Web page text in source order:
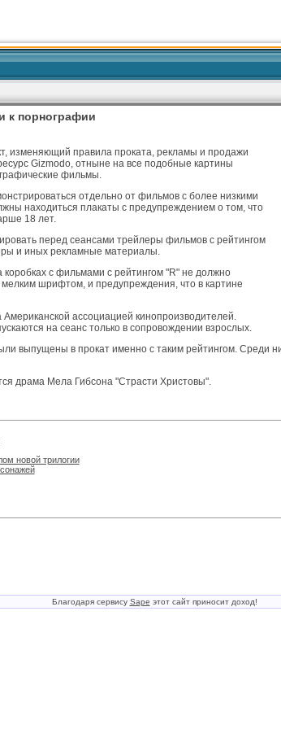
к порнографии
изменяющий правила проката, рекламы и продажи
Gizmodo, отныне на все подобные картины
фильмы.
отдельно от фильмов с более низкими
находиться плакаты с предупреждением о том, что
18 лет.
перед сеансами трейлеры фильмов с рейтингом
и иных рекламные материалы.
с фильмами с рейтингом "R" не должно
шрифтом, и предупреждения, что в картине
ассоциацией кинопроизводителей.
на сеанс только в сопровождении взрослых.
выпущены в прокат именно с таким рейтингом. Среди
драма Мела Гибсона "Страсти Христовы".
новой трилогии
Благодаря сервису Sape этот сайт приносит доход!